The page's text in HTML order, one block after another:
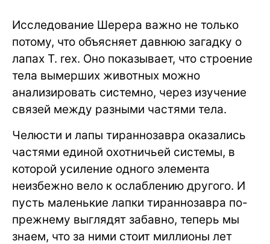
Исследование Шерера важно не только
потому, что объясняет давнюю загадку о
лапах T. rex. Оно показывает, что строение
тела вымерших животных можно
анализировать системно, через изучение
связей между разными частями тела.
Челюсти и лапы тираннозавра оказались
частями единой охотничьей системы, в
которой усиление одного элемента
неизбежно вело к ослаблению другого. И
пусть маленькие лапки тираннозавра по-
прежнему выглядят забавно, теперь мы
знаем, что за ними стоит миллионы лет